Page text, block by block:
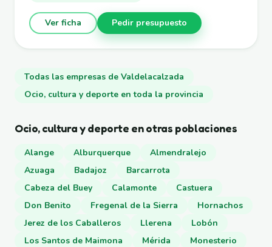
Ver ficha Pedir presupuesto
Todas las empresas de Valdelacalzada
Ocio, cultura y deporte en toda la provincia
Ocio, cultura y deporte en otras poblaciones
Alange Alburquerque
Almendralejo
Azuaga
Badajoz
Barcarrota
Cabeza del Buey
Calamonte
Castuera
Don Benito
Fregenal de la Sierra
Hornachos
Jerez de los Caballeros
Llerena
Lobón
Los Santos de Maimona
Mérida
Monesterio